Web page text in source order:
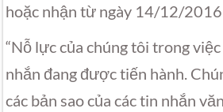
hoặc nhận từ ngày 14/12/
“Nỗ lực của chúng tôi trong
nhắn đang được tiến hành.
các bản sao của các tin nhắn